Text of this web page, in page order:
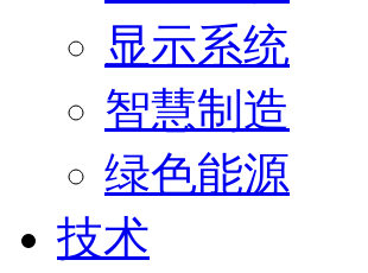
显示系统
智慧制造
绿色能源
技术